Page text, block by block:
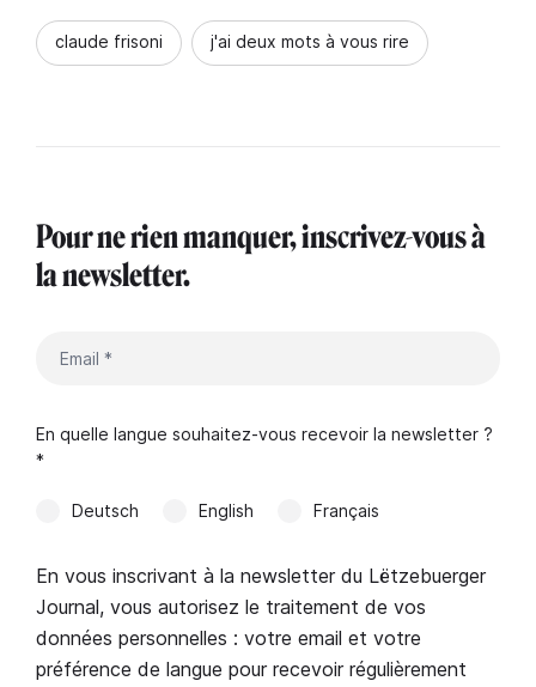
claude frisoni j'ai deux mots à vous rire
Pour ne rien manquer, inscrivez-vous à
la newsletter.
En quelle langue souhaitez-vous recevoir la newsletter ?
*
Deutsch English Français
En vous inscrivant à la newsletter du Lëtzebuerger
Journal, vous autorisez le traitement de vos
données personnelles : votre email et votre
préférence de langue pour recevoir régulièrement